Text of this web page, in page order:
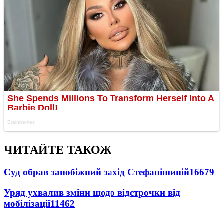
ЧИТАЙТЕ ТАКОЖ
Суд обрав запобіжний захід Стефанішиній16679
Уряд ухвалив зміни щодо відстрочки від
мобілізації11462